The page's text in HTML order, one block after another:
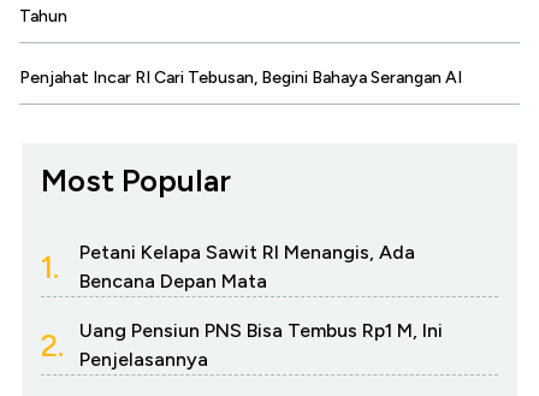
Tahun
Penjahat Incar RI Cari Tebusan, Begini Bahaya Serangan AI
Most Popular
1.
Petani Kelapa Sawit RI Menangis, Ada
Bencana Depan Mata
2.
Uang Pensiun PNS Bisa Tembus Rp1 M, Ini
Penjelasannya